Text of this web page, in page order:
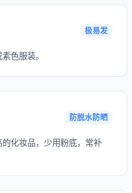
极易发
色服装。
防脱水防晒
化妆品，少用粉底，常补